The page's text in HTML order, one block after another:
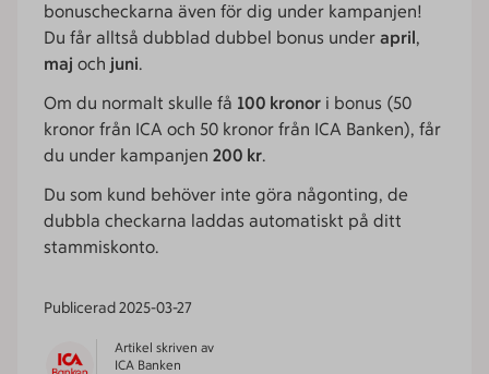
bonuscheckarna även för dig under kampanjen!
Du får alltså dubblad dubbel bonus under april,
maj och juni.
Om du normalt skulle få 100 kronor i bonus (50
kronor från ICA och 50 kronor från ICA Banken), får
du under kampanjen 200 kr.
Du som kund behöver inte göra någonting, de
dubbla checkarna laddas automatiskt på ditt
stammiskonto.
Publicerad2025-03-27
Artikel skriven av
ICA Banken